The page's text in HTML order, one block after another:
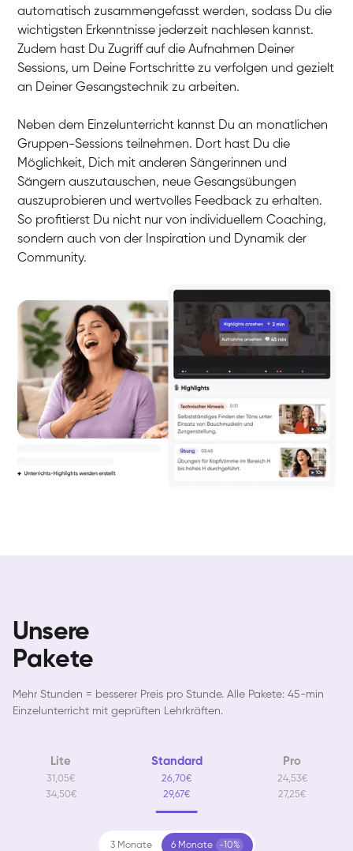
automatisch zusammengefasst werden, sodass Du die
wichtigsten Erkenntnisse jederzeit nachlesen kannst.
Zudem hast Du Zugriff auf die Aufnahmen Deiner
Sessions, um Deine Fortschritte zu verfolgen und gezielt
an Deiner Gesangstechnik zu arbeiten.
Neben dem Einzelunterricht kannst Du an monatlichen
Gruppen-Sessions teilnehmen. Dort hast Du die
Möglichkeit, Dich mit anderen Sängerinnen und
Sängern auszutauschen, neue Gesangsübungen
auszuprobieren und wertvolles Feedback zu erhalten.
So profitierst Du nicht nur von individuellem Coaching,
sondern auch von der Inspiration und Dynamik der
Community.
Unsere
Pakete
Mehr Stunden = besserer Preis pro Stunde. Alle Pakete: 45-min
Einzelunterricht mit geprüften Lehrkräften.
Lite
31,05€
34,50€
Standard
26,70€
29,67€
Pro
24,53€
27,25€
3 Monate 6 Monate -10%